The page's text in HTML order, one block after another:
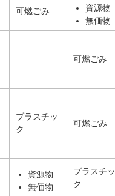
可燃ごみ
資源物
無価物
可燃ごみ
プラスチッ
ク
可燃ごみ
資源物
無価物
プラスチッ
ク